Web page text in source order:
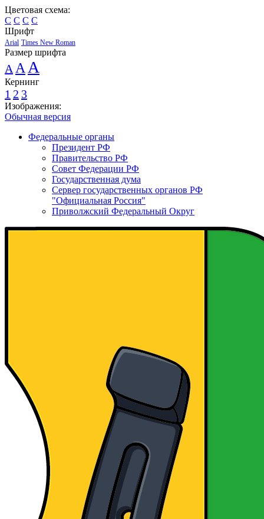
Цветовая схема:
C C C C
Шрифт
Arial Times New Roman
Размер шрифта
A A A
Кернинг
1 2 3
Изображения:
Обычная версия
Федеральные органы
Президент РФ
Правительство РФ
Совет Федерации РФ
Государственная дума
Сервер государственных органов РФ
"Официальная Россия"
Приволжский Федеральный Округ